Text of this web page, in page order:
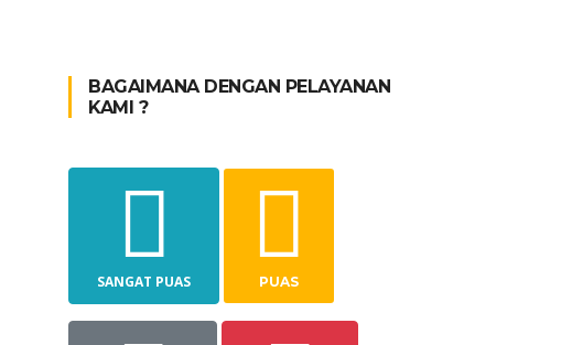
BAGAIMANA DENGAN PELAYANAN
KAMI ?
SANGAT PUAS PUAS